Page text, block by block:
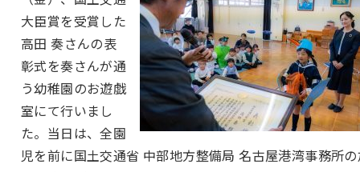
大臣賞を受賞した
高田 奏さんの表
彰式を奏さんが通
う幼稚園のお遊戯
室にて行いまし
た。当日は、全園
児を前に国土交通省 中部地方整備局 名古屋港湾事務所